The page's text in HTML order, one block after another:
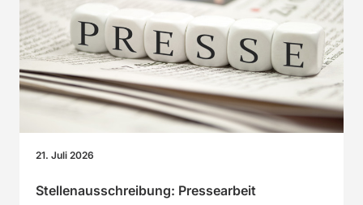
21. Juli 2026
Stellenausschreibung: Pressearbeit